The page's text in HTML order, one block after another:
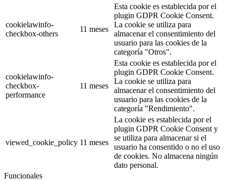
cookielawinfo-
checkbox-others
11 meses
Esta cookie es establecida por el
plugin GDPR Cookie Consent.
La cookie se utiliza para
almacenar el consentimiento del
usuario para las cookies de la
categoría "Otros".
cookielawinfo-
checkbox-
performance
11 meses
Esta cookie es establecida por el
plugin GDPR Cookie Consent.
La cookie se utiliza para
almacenar el consentimiento del
usuario para las cookies de la
categoría "Rendimiento".
viewed_cookie_policy 11 meses
La cookie es establecida por el
plugin GDPR Cookie Consent y
se utiliza para almacenar si el
usuario ha consentido o no el uso
de cookies. No almacena ningún
dato personal.
Funcionales